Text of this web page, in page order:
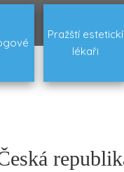
Pražští estetickí
lékaři